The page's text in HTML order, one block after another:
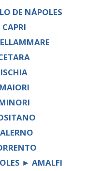
DE NÁPOLES
► AMALFI